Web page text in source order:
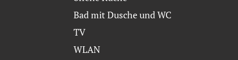
Bad mit Dusche und WC
TV
WLAN